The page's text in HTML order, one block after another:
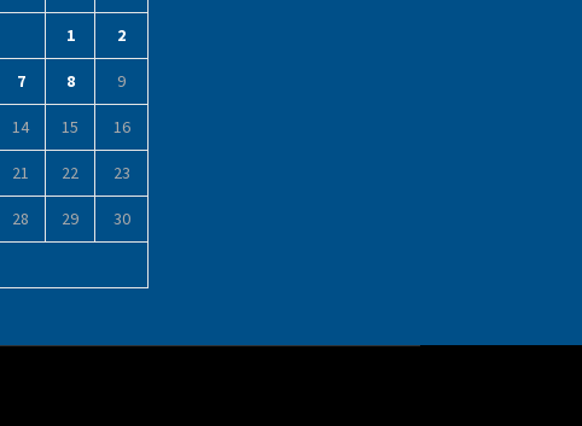
1 2
7 8 9
14 15 16
21 22 23
28 29 30